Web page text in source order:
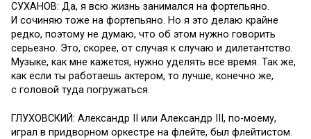
СУХАНОВ: Да, я всю жизнь занимался на фортепьяно.
И сочиняю тоже на фортепьяно. Но я это делаю крайне
редко, поэтому не думаю, что об этом нужно говорить
серьезно. Это, скорее, от случая к случаю и дилетантство.
Музыке, как мне кажется, нужно уделять все время. Так же,
как если ты работаешь актером, то лучше, конечно же,
с головой туда погружаться.
ГЛУХОВСКИЙ: Александр II или Александр III, по-моему,
играл в придворном оркестре на флейте, был флейтистом.